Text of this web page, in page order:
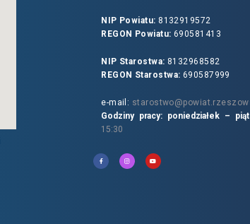
NIP Powiatu: 8132919572
REGON Powiatu: 690581413
NIP Starostwa: 8132968582
REGON Starostwa: 690587999
e-mail:
Godziny pracy: poniedziałek –
15:30